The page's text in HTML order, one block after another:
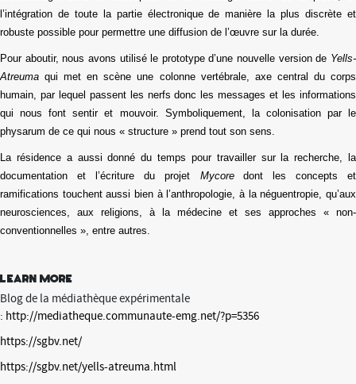
l’intégration de toute la partie électronique de manière la plus discrète et
robuste possible pour permettre une diffusion de l’œuvre sur la durée.
Pour aboutir, nous avons utilisé le prototype d’une nouvelle version de Yells-
Atreuma qui met en scène une colonne vertébrale, axe central du corps
humain, par lequel passent les nerfs donc les messages et les informations
qui nous font sentir et mouvoir. Symboliquement, la colonisation par le
physarum de ce qui nous « structure » prend tout son sens.
La résidence a aussi donné du temps pour travailler sur la recherche, la
documentation et l’écriture du projet Mycore dont les conceptset
ramifications touchent aussi bien à l’anthropologie, à la néguentropie, qu’aux
neurosciences, aux religions, à la médecine et ses approches « non-
conventionnelles », entre autres.
Learn more
Blog de la médiathèque expérimentale
: http://mediatheque.communaute-emg.net/?p=5356
https://sgbv.net/
https://sgbv.net/yells-atreuma.html